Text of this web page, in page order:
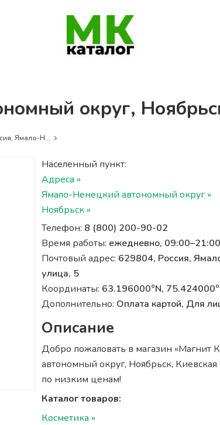
округ,
Ямало-Н...
Населенный пункт:
Адреса »
Ямало-Ненецкий автономный округ »
Ноябрьск »
Телефон: 8 (800) 200-90-02
Время работы: ежедневно, 09:00–21:00
Почтовый адрес: 629804, Россия,
улица, 5
Координаты: 63.196000°N,
Дополнительно: Оплата картой, Для
Описание
Добро пожаловать в магазин «Магнит
автономный округ, Ноябрьск,
по низким ценам!
Каталог товаров:
Косметика »